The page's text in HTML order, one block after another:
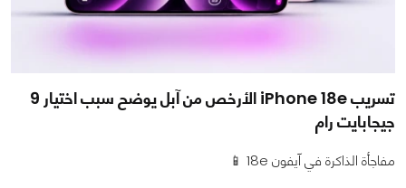
تسريب iPhone 18e الأرخص من آبل يوضح سبب اختيار 9
جيجابايت رام
مفاجأة الذاكرة في آيفون 18e 📱